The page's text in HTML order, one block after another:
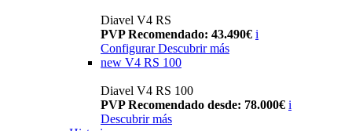
Diavel V4 RS
PVP Recomendado: 43.490€ i
Configurar Descubrir más
new V4 RS 100
Diavel V4 RS 100
PVP Recomendado desde: 78.000€ i
Descubrir más